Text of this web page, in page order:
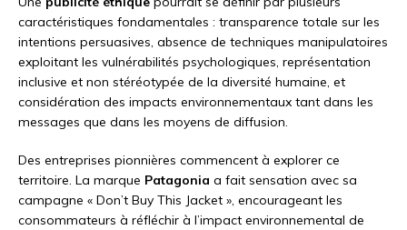
caractéristiques fondamentales : transparence totale sur les
intentions persuasives, absence de techniques manipulatoires
exploitant les vulnérabilités psychologiques, représentation
inclusive et non stéréotypée de la diversité humaine, et
considération des impacts environnementaux tant dans les
messages que dans les moyens de diffusion.
Des entreprises pionnières commencent à explorer ce
territoire. La marque Patagonia a fait sensation avec sa
campagne « Don’t Buy This Jacket », encourageant les
consommateurs à réfléchir à l’impact environnemental de